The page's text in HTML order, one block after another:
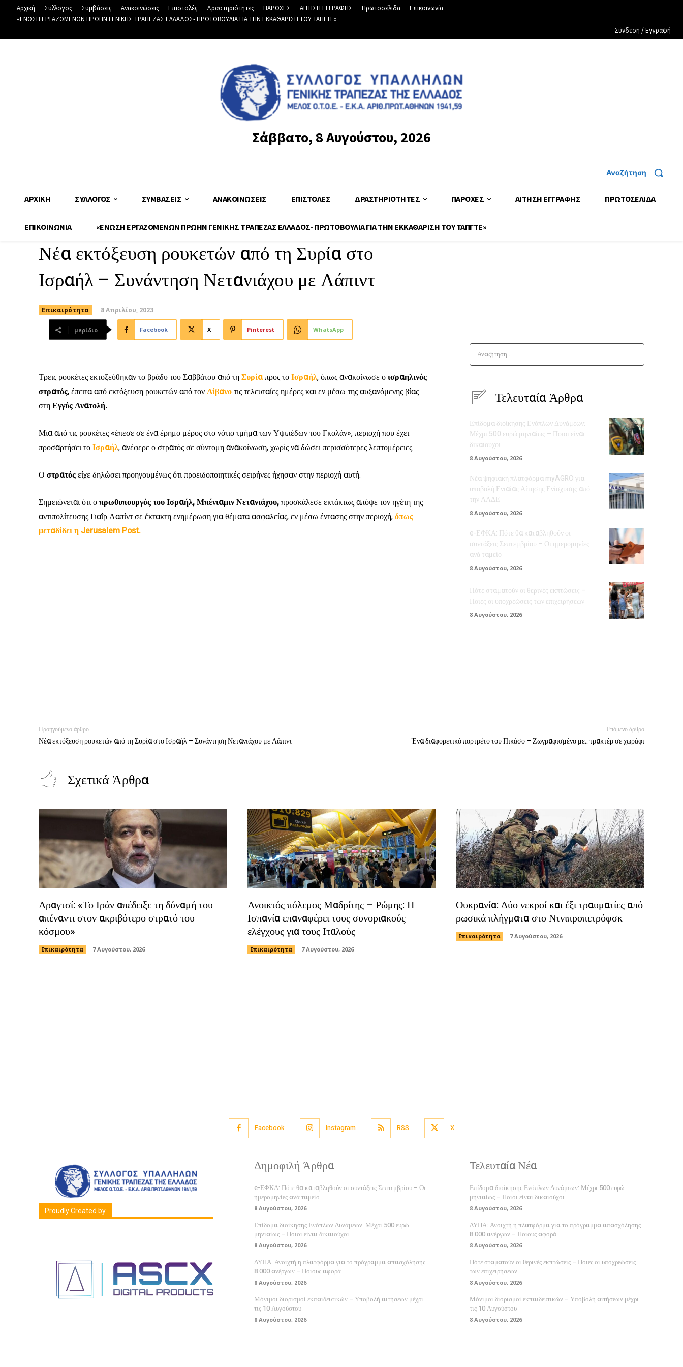
Αρχική Σύλλογος Συμβάσεις Ανακοινώσεις Επιστολές Δραστηριότητες ΠΑΡΟΧΕΣ ΑΙΤΗΣΗ ΕΓΓΡΑΦΗΣ Πρωτοσέλιδα
Επικοινωνία
«ΕΝΩΣΗ ΕΡΓΑΖΟΜΕΝΩΝ ΠΡΩΗΝ ΓΕΝΙΚΗΣ ΤΡΑΠΕΖΑΣ ΕΛΛΑΔΟΣ- ΠΡΩΤΟΒΟΥΛΙΑ ΓΙΑ ΤΗΝ ΕΚΚΑΘΑΡΙΣΗ ΤΟΥ ΤΑΠΓΤΕ»
Σύνδεση / Εγγραφή
Σάββατο, 8 Αυγούστου, 2026
Αναζήτηση
ΑΡΧΙΚΉ ΣΎΛΛΟΓΟΣ ΣΥΜΒΆΣΕΙΣ ΑΝΑΚΟΙΝΏΣΕΙΣ ΕΠΙΣΤΟΛΈΣ ΔΡΑΣΤΗΡΙΌΤΗΤΕΣ ΠΑΡΟΧΕΣ ΑΙΤΗΣΗ ΕΓΓΡΑΦΗΣ ΠΡΩΤΟΣΈΛΙΔΑ
ΕΠΙΚΟΙΝΩΝΊΑ «ΕΝΩΣΗ ΕΡΓΑΖΟΜΕΝΩΝ ΠΡΩΗΝ ΓΕΝΙΚΗΣ ΤΡΑΠΕΖΑΣ ΕΛΛΑΔΟΣ- ΠΡΩΤΟΒΟΥΛΙΑ ΓΙΑ ΤΗΝ ΕΚΚΑΘΑΡΙΣΗ ΤΟΥ ΤΑΠΓΤΕ»
Νέα εκτόξευση ρουκετών από τη Συρία στο
Ισραήλ – Συνάντηση Νετανιάχου με Λάπιντ
Επικαιρότητα 8 Απριλίου, 2023
μερίδιο Facebook X Pinterest WhatsApp
Τρεις ρουκέτες εκτοξεύθηκαν το βράδυ του Σαββάτου από τηΣυρίαπρος τοΙσραήλ, όπως ανακοίνωσε οισραηλινός
στρατός, έπειτα από εκτόξευση ρουκετών από τονΛίβανοτις τελευταίες ημέρες και εν μέσω της αυξανόμενης βίας
στηΕγγύς Ανατολή.
Μια από τις ρουκέτες «έπεσε σε ένα έρημο μέρος στο νότιο τμήμα των Υψιπέδων του Γκολάν», περιοχή που έχει
προσαρτήσει τοΙσραήλ, ανέφερε ο στρατός σε σύντομη ανακοίνωση, χωρίς να δώσει περισσότερες λεπτομέρειες.
Ο στρατόςείχε δηλώσει προηγουμένως ότι προειδοποιητικές σειρήνες ήχησαν στην περιοχή αυτή.
Σημειώνεται ότι οπρωθυπουργός του Ισραήλ, Μπένιαμιν Νετανιάχου,προσκάλεσε εκτάκτως απόψε τον ηγέτη της
αντιπολίτευσης Γιαΐρ Λαπίντ σε έκτακτη ενημέρωση για θέματα ασφαλείας, εν μέσω έντασης στην περιοχή,όπως
μεταδίδει η Jerusalem Post.
Αναζήτηση..
Τελευταία Άρθρα
Επίδομα διοίκησης Ενόπλων Δυνάμεων:
Μέχρι 500 ευρώ μηνιαίως – Ποιοι είναι
δικαιούχοι
8 Αυγούστου, 2026
Νέα ψηφιακή πλατφόρμα myAGRO για
υποβολή Ενιαίας Αίτησης Ενίσχυσης από
την ΑΑΔΕ
8 Αυγούστου, 2026
e-ΕΦΚΑ: Πότε θα καταβληθούν οι
συντάξεις Σεπτεμβρίου – Οι ημερομηνίες
ανά ταμείο
8 Αυγούστου, 2026
Πότε σταματούν οι θερινές εκπτώσεις –
Ποιες οι υποχρεώσεις των επιχειρήσεων
8 Αυγούστου, 2026
Προηγούμενο άρθρο
Νέα εκτόξευση ρουκετών από τη Συρία στο Ισραήλ – Συνάντηση Νετανιάχου με Λάπιντ
Επόμενο άρθρο
Ένα διαφορετικό πορτρέτο του Πικάσο – Ζωγραφισμένο με.. τρακτέρ σε χωράφι
Σχετικά Άρθρα
Αραγτσί: «Το Ιράν απέδειξε τη δύναμή του
απέναντι στον ακριβότερο στρατό του
κόσμου»
Επικαιρότητα 7 Αυγούστου, 2026
Ανοικτός πόλεμος Μαδρίτης – Ρώμης: Η
Ισπανία επαναφέρει τους συνοριακούς
ελέγχους για τους Ιταλούς
Επικαιρότητα 7 Αυγούστου, 2026
Ουκρανία: Δύο νεκροί και έξι τραυματίες από
ρωσικά πλήγματα στο Ντνιπροπετρόφσκ
Επικαιρότητα 7 Αυγούστου, 2026
Facebook Instagram RSS X
Proudly Created by
Δημοφιλή Άρθρα
e-ΕΦΚΑ: Πότε θα καταβληθούν οι συντάξεις Σεπτεμβρίου – Οι
ημερομηνίες ανά ταμείο
8 Αυγούστου, 2026
Επίδομα διοίκησης Ενόπλων Δυνάμεων: Μέχρι 500 ευρώ
μηνιαίως – Ποιοι είναι δικαιούχοι
8 Αυγούστου, 2026
ΔΥΠΑ: Ανοιχτή η πλατφόρμα για το πρόγραμμα απασχόλησης
8.000 ανέργων – Ποιους αφορά
8 Αυγούστου, 2026
Μόνιμοι διορισμοί εκπαιδευτικών – Υποβολή αιτήσεων μέχρι
τις 10 Αυγούστου
8 Αυγούστου, 2026
Τελευταία Νέα
Επίδομα διοίκησης Ενόπλων Δυνάμεων: Μέχρι 500 ευρώ
μηνιαίως – Ποιοι είναι δικαιούχοι
8 Αυγούστου, 2026
ΔΥΠΑ: Ανοιχτή η πλατφόρμα για το πρόγραμμα απασχόλησης
8.000 ανέργων – Ποιους αφορά
8 Αυγούστου, 2026
Πότε σταματούν οι θερινές εκπτώσεις – Ποιες οι υποχρεώσεις
των επιχειρήσεων
8 Αυγούστου, 2026
Μόνιμοι διορισμοί εκπαιδευτικών – Υποβολή αιτήσεων μέχρι
τις 10 Αυγούστου
8 Αυγούστου, 2026